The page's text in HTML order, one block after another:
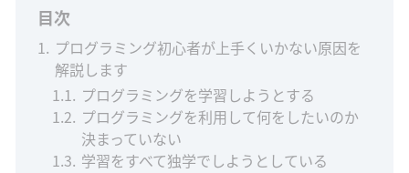
目次
1 プログラミング初心者が上手くいかない原因を
解説します
1.1 プログラミングを学習しようとする
1.2 プログラミングを利用して何をしたいのか
決まっていない
1.3 学習をすべて独学でしようとしている